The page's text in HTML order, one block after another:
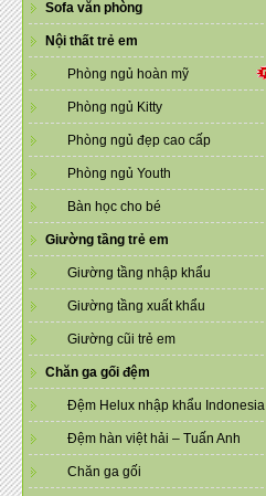
Sofa văn phòng
Nội thất trẻ em
Phòng ngủ hoàn mỹ
Phòng ngủ Kitty
Phòng ngủ đẹp cao cấp
Phòng ngủ Youth
Bàn học cho bé
Giường tầng trẻ em
Giường tầng nhập khẩu
Giường tầng xuất khẩu
Giường cũi trẻ em
Chăn ga gối đệm
Đệm Helux nhập khẩu Indonesia
Đệm hàn việt hải – Tuấn Anh
Chăn ga gối